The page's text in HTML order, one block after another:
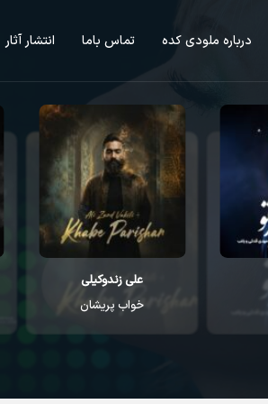
درباره ملودی کده تماس باما انتشار آثار
علی زندوکیلی
بخواب آروم